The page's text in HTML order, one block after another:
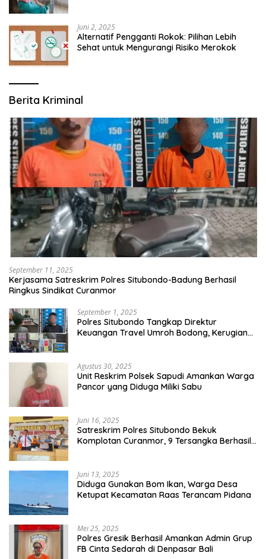
Juni 2, 2025
Alternatif Pengganti Rokok: Pilihan Lebih
Sehat untuk Mengurangi Risiko Merokok
Berita Kriminal
September 11, 2025
Kerjasama Satreskrim Polres Situbondo-Badung Berhasil
Ringkus Sindikat Curanmor
September 1, 2025
Polres Situbondo Tangkap Direktur
Keuangan Travel Umroh Bodong, Kerugian
Agustus 30, 2025
Unit Reskrim Polsek Sapudi Amankan Warga
Pancor yang Diduga Miliki Sabu
Juni 16, 2025
Satreskrim Polres Situbondo Bekuk
Komplotan Curanmor, 9 Tersangka Berhasil
Juni 13, 2025
Diduga Gunakan Bom Ikan, Warga Desa
Ketupat Kecamatan Raas Terancam Pidana
Mei 25, 2025
Polres Gresik Berhasil Amankan Admin Grup
FB Cinta Sedarah di Denpasar Bali